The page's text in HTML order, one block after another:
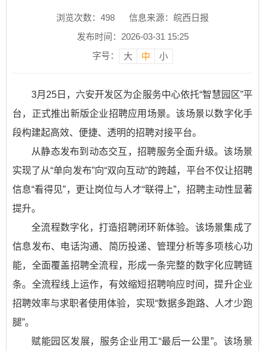
浏览次数： 498
信息来源：皖西日报
发布时间：2026-03-31 15:25
字号：
大 中 小
3月25日，六安开发区为企服务中心依托“智慧园区”平
台，正式推出新版企业招聘应用场景。该场景以数字化手
段构建起高效、便捷、透明的招聘对接平台。
从静态发布到动态交互，招聘服务全面升级。该场景
实现了从“单向发布”向“双向互动”的跨越，平台不仅让招聘
信息“看得见”，更让岗位与人才“联得上”，招聘主动性显著
提升。
全流程数字化，打造招聘闭环新体验。该场景集成了
信息发布、电话沟通、简历投递、管理分析等多项核心功
能，全面覆盖招聘全流程，形成一条完整的数字化应聘链
条。全流程线上运作，有效缩短招聘响应时间，提升企业
招聘效率与求职者使用体验，实现“数据多跑路、人才少跑
腿”。
赋能园区发展，服务企业用工“最后一公里”。该场景